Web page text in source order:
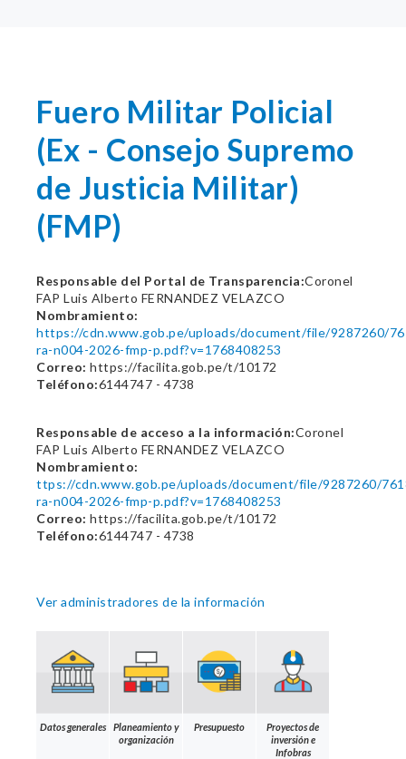
Fuero Militar Policial
(Ex - Consejo Supremo
de Justicia Militar)
(FMP)
Responsable del Portal de Transparencia:Coronel
FAP Luis Alberto FERNANDEZ VELAZCO
Nombramiento:
https://cdn.www.gob.pe/uploads/document/file/9287260/
ra-n004-2026-fmp-p.pdf?v=1768408253
Correo: https://facilita.gob.pe/t/10172
Teléfono:6144747 - 4738
Responsable de acceso a la información:Coronel
FAP Luis Alberto FERNANDEZ VELAZCO
Nombramiento:
ttps://cdn.www.gob.pe/uploads/document/file/9287260/
ra-n004-2026-fmp-p.pdf?v=1768408253
Correo: https://facilita.gob.pe/t/10172
Teléfono:6144747 - 4738
Ver administradores de la información
Datos generales
Planeamiento y
organización
Presupuesto
Proyectos de
inversión e
Infobras